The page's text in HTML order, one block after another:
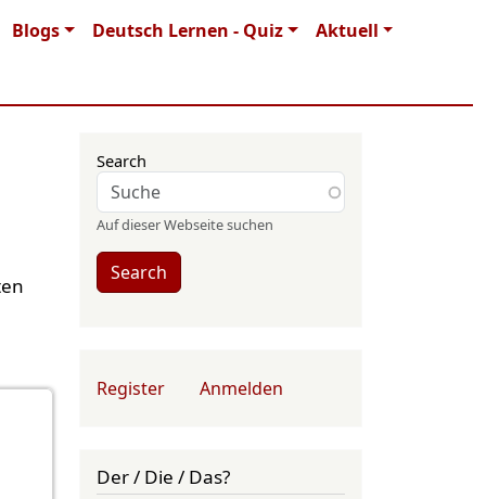
Blogs Deutsch Lernen - Quiz Aktuell
Search
Auf dieser Webseite suchen
Search
User account menu
Register Anmelden
Der / Die / Das?